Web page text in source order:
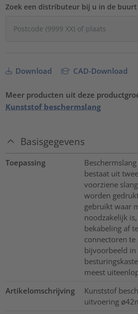
Zoek een distributeur bij u in de buurt
Download CAD-Download
Meer producten uit deze
Kunststof beschermslang
Basisgegevens
Toepassing
bestaat uit
voorziene
worden
gebruikt waar
noodzakelijk
bekabeling af
connectoren
bijvoorbeeld in
meest
Artikelomschrijving
Kunststof
uitvoering